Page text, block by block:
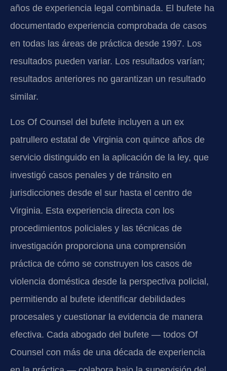
años de experiencia legal combinada. El bufete ha
documentado experiencia comprobada de casos
en todas las áreas de práctica desde 1997. Los
resultados pueden variar. Los resultados varían;
resultados anteriores no garantizan un resultado
similar.
Los Of Counsel del bufete incluyen a un ex
patrullero estatal de Virginia con quince años de
servicio distinguido en la aplicación de la ley, que
investigó casos penales y de tránsito en
jurisdicciones desde el sur hasta el centro de
Virginia. Esta experiencia directa con los
procedimientos policiales y las técnicas de
investigación proporciona una comprensión
práctica de cómo se construyen los casos de
violencia doméstica desde la perspectiva policial,
permitiendo al bufete identificar debilidades
procesales y cuestionar la evidencia de manera
efectiva. Cada abogado del bufete — todos Of
Counsel con más de una década de experiencia